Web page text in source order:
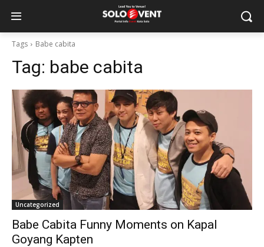
Tags Babe cabita
Tag: babe cabita
Uncategorized
Babe Cabita Funny Moments on Kapal
Goyang Kapten